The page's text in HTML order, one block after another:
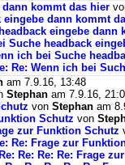
kommt das hier
eingebe dann kommt
eingebe dann
Suche headback
ich bei Suche
Re: Wenn ich bei
am 7.9.16, 13:48
Stephan am 7.9.16,
von Stephan am
Schutz von
zur Funktion Schutz
Re: Frage zur
Re: Re: Re: Frage